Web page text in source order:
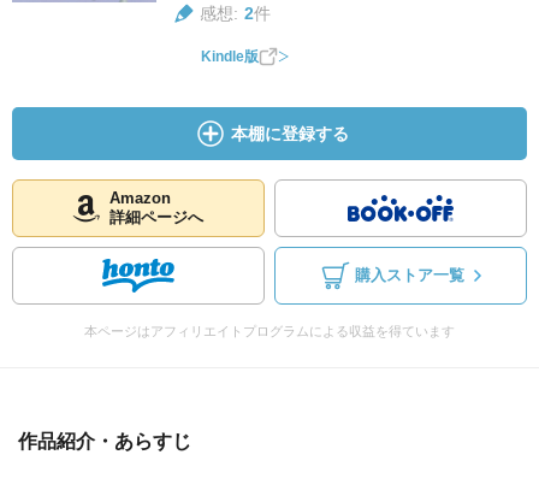
感想: 2件
Kindle版
本棚に登録する
Amazon
詳細ページへ
購入ストア一覧
本ページはアフィリエイトプログラムによる収益を得ています
作品紹介・あらすじ